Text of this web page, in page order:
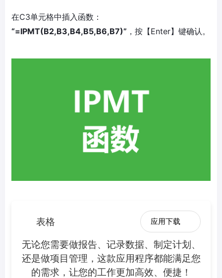
在C3单元格中插入函数：
“=IPMT(B2,B3,B4,B5,B6,B7)” ，按【Enter】键确认。
表格 应用下载
无论您需要做报告、记录数据、制定计划、
还是做项目管理，这款应用程序都能满足您
的需求，让您的工作更加高效、便捷！